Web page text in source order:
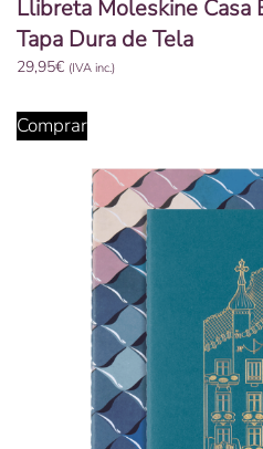
Llibreta Moleskine Casa
Tapa Dura de Tela
29,95€ (IVA inc.)
Comprar